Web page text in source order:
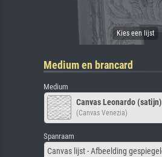
Medium en brancard
Medium
Canvas Leonardo (satijn)
(Canvas Venezia)
Spanraam